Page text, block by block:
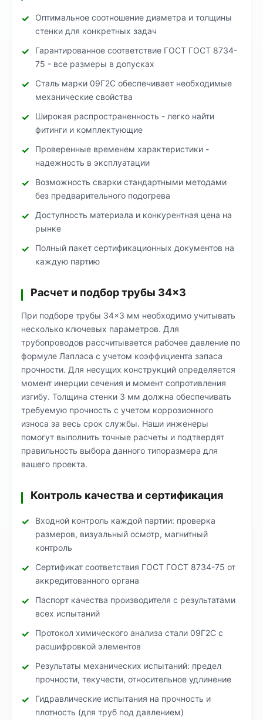
Оптимальное соотношение диаметра и толщины
стенки для конкретных задач
Гарантированное соответствие ГОСТ ГОСТ 8734-
75 - все размеры в допусках
Сталь марки 09Г2С обеспечивает необходимые
механические свойства
Широкая распространенность - легко найти
фитинги и комплектующие
Проверенные временем характеристики -
надежность в эксплуатации
Возможность сварки стандартными методами
без предварительного подогрева
Доступность материала и конкурентная цена на
рынке
Полный пакет сертификационных документов на
каждую партию
Расчет и подбор трубы 34×3
При подборе трубы 34×3 мм необходимо учитывать
несколько ключевых параметров. Для
трубопроводов рассчитывается рабочее давление по
формуле Лапласа с учетом коэффициента запаса
прочности. Для несущих конструкций определяется
момент инерции сечения и момент сопротивления
изгибу. Толщина стенки 3 мм должна обеспечивать
требуемую прочность с учетом коррозионного
износа за весь срок службы. Наши инженеры
помогут выполнить точные расчеты и подтвердят
правильность выбора данного типоразмера для
вашего проекта.
Контроль качества и сертификация
Входной контроль каждой партии: проверка
размеров, визуальный осмотр, магнитный
контроль
Сертификат соответствия ГОСТ ГОСТ 8734-75 от
аккредитованного органа
Паспорт качества производителя с результатами
всех испытаний
Протокол химического анализа стали 09Г2С с
расшифровкой элементов
Результаты механических испытаний: предел
прочности, текучести, относительное удлинение
Гидравлические испытания на прочность и
плотность (для труб под давлением)